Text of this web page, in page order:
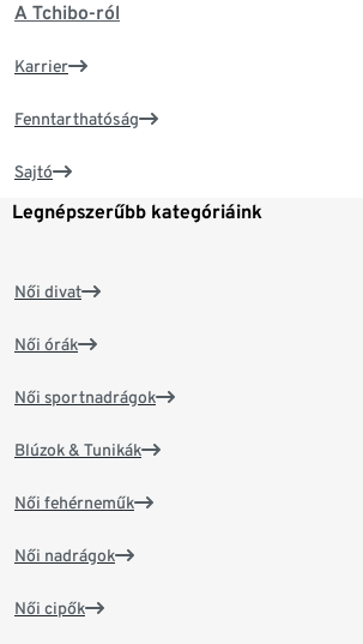
A Tchibo-ról
Karrier
Fenntarthatóság
Sajtó
Legnépszerűbb kategóriáink
Női divat
Női órák
Női sportnadrágok
Blúzok & Tunikák
Női fehérneműk
Női nadrágok
Női cipők